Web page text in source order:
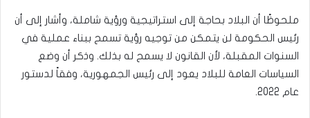
ملحوظًا أن البلاد بحاجة إلى استراتيجية ورؤية شاملة، وأشار إلى أن
رئيس الحكومة لن يتمكن من توجيه رؤية تسمح ببناء عملية في
السنوات المقبلة، لأن القانون لا يسمح له بذلك. وذكر أن وضع
السياسات العامة للبلاد يعود إلى رئيس الجمهورية، وفقاً لدستور
عام 2022.